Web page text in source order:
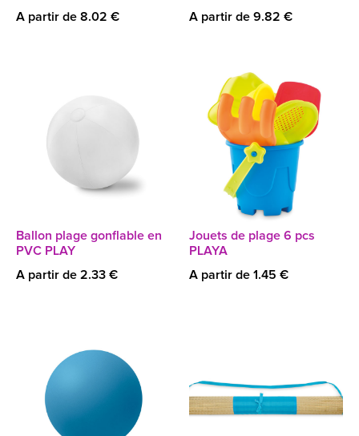
A partir de 8.02 €
A partir de 9.82 €
Ballon plage gonflable en
PVC PLAY
A partir de 2.33 €
Jouets de plage 6 pcs
PLAYA
A partir de 1.45 €